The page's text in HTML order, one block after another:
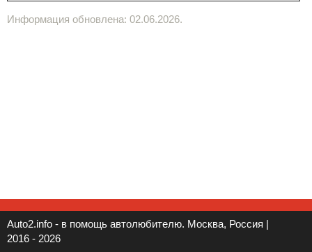
Информация обновлена: 02.06.2026.
Auto2.info - в помощь автолюбителю. Москва, Россия |
2016 - 2026